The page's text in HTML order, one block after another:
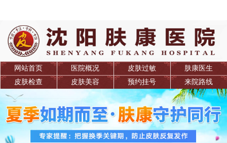
网站首页 医院概况 皮肤过敏
肤康医生
皮肤检查
皮肤美容 预约挂号 来院路线